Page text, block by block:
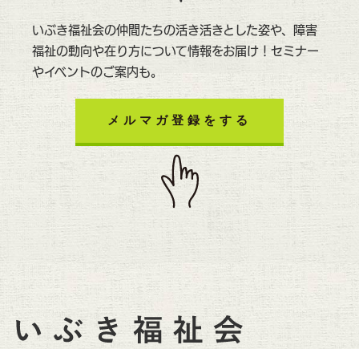
いぶき福祉会の仲間たちの活き活きとした姿や、障害
福祉の動向や在り方について情報をお届け！セミナー
やイベントのご案内も。
メルマガ登録をする